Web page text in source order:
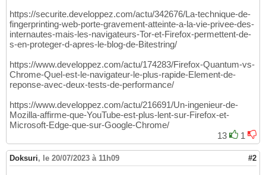
https://securite.developpez.com/actu/342676/La-technique-de-
fingerprinting-web-porte-gravement-atteinte-a-la-vie-privee-des-
internautes-mais-les-navigateurs-Tor-et-Firefox-permettent-de-
s-en-proteger-d-apres-le-blog-de-Bitestring/
https://www.developpez.com/actu/174283/Firefox-Quantum-vs-
Chrome-Quel-est-le-navigateur-le-plus-rapide-Element-de-
reponse-avec-deux-tests-de-performance/
https://www.developpez.com/actu/216691/Un-ingenieur-de-
Mozilla-affirme-que-YouTube-est-plus-lent-sur-Firefox-et-
Microsoft-Edge-que-sur-Google-Chrome/
13
1
Doksuri, le 20/07/2023 à 11h09 #2